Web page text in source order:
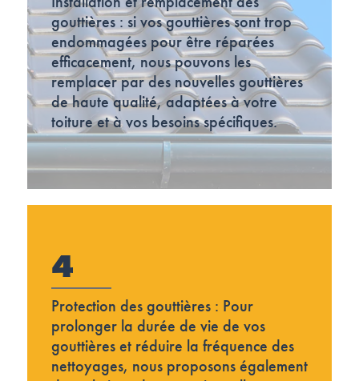
gouttières : si vos gouttières sont trop
endommagées pour être réparées
efficacement, nous pouvons les
remplacer par des nouvelles gouttières
de haute qualité, adaptées à votre
toiture et à vos besoins spécifiques.
4
Protection des gouttières : Pour
prolonger la durée de vie de vos
gouttières et réduire la fréquence des
nettoyages, nous proposons également